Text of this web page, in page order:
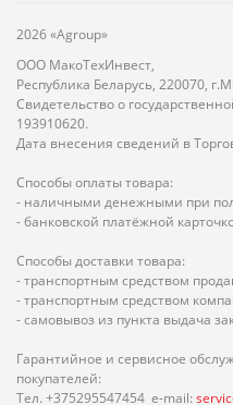
2026 «Agroup»
ООО МакоТехИнвест,
Республика Беларусь, 220070,
Свидетельство о
193910620.
Дата внесения сведений в
Способы оплаты товара:
- наличными денежными при
- банковской платёжной
Способы доставки товара:
- транспортным средством
- транспортным средством
- самовывоз из пункта выдача
Гарантийное и сервисное
покупателей:
Тел. +375295547454 e-mail: